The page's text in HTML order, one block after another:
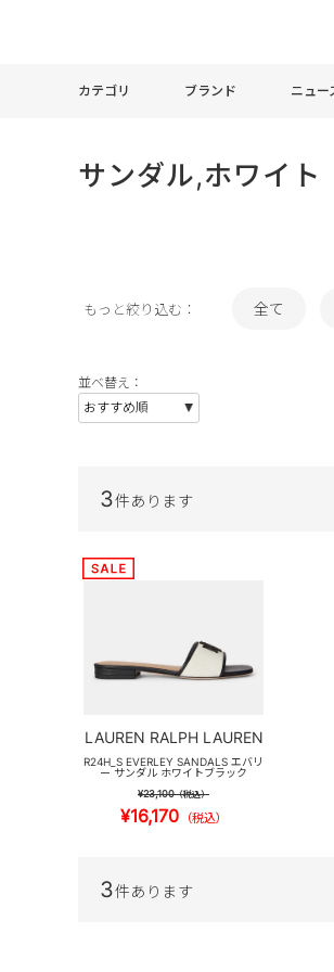
カテゴリ ブランド ニュー
サンダル,ホワイ
もっと絞り込む： 全て
並べ替え：
3件あります
LAUREN RALPH LAUREN
R24H_S EVERLEY SANDALS エバリ
ー サンダル ホワイトブラック
¥23,100（税込）
¥16,170 （税込）
3件あります